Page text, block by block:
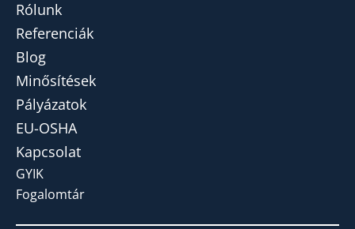
Rólunk
Referenciák
Blog
Minősítések
Pályázatok
EU-OSHA
Kapcsolat
GYIK
Fogalomtár